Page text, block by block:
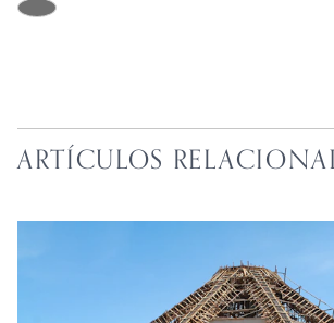
ARTÍCULOS